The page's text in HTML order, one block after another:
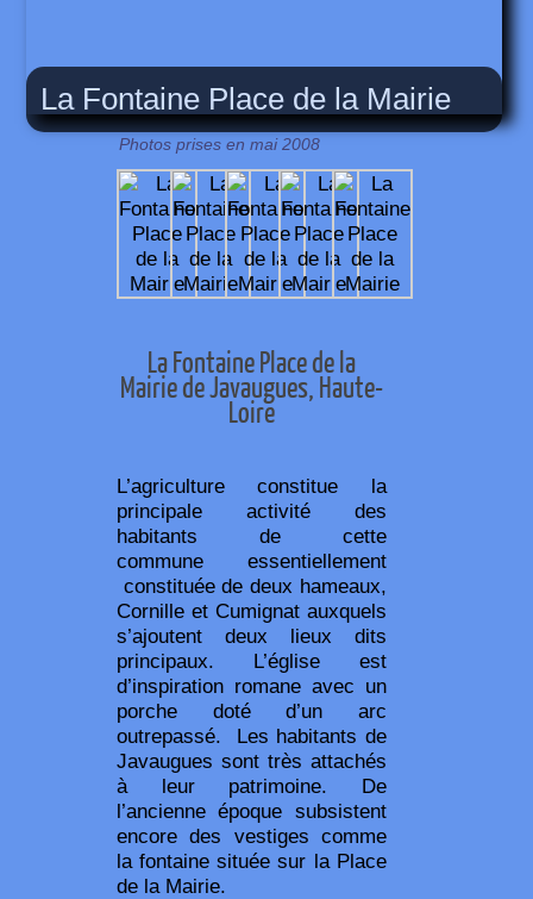
La Fontaine Place de la Mairie
Photos prises en mai 2008
La Fontaine Place de la
Mairie de Javaugues, Haute-
Loire
L’agriculture constitue la
principale activité des
habitants de cette
commune essentiellement
constituée de deux hameaux,
Cornille et Cumignat auxquels
s’ajoutent deux lieux dits
principaux. L’église est
d’inspiration romane avec un
porche doté d’un arc
outrepassé. Les habitants de
Javaugues sont très attachés
à leur patrimoine. De
l’ancienne époque subsistent
encore des vestiges comme
la fontaine située sur la Place
de la Mairie.